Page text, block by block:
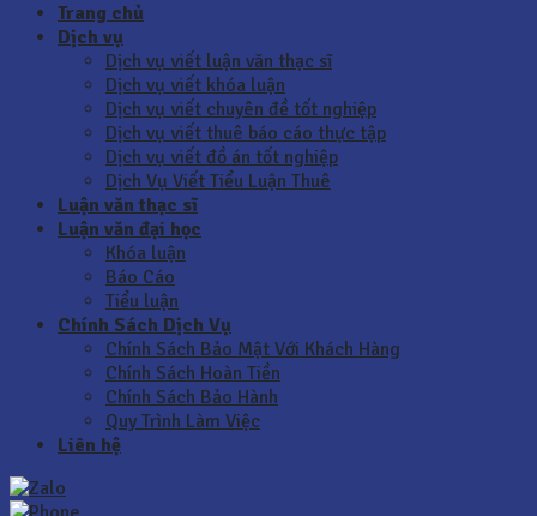
Trang chủ
Dịch vụ
Dịch vụ viết luận văn thạc sĩ
Dịch vụ viết khóa luận
Dịch vụ viết chuyên đề tốt nghiệp
Dịch vụ viết thuê báo cáo thực tập
Dịch vụ viết đồ án tốt nghiệp
Dịch Vụ Viết Tiểu Luận Thuê
Luận văn thạc sĩ
Luận văn đại học
Khóa luận
Báo Cáo
Tiểu luận
Chính Sách Dịch Vụ
Chính Sách Bảo Mật Với Khách Hàng
Chính Sách Hoàn Tiền
Chính Sách Bảo Hành
Quy Trình Làm Việc
Liên hệ